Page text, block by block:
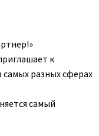
к
разных сферах
самый